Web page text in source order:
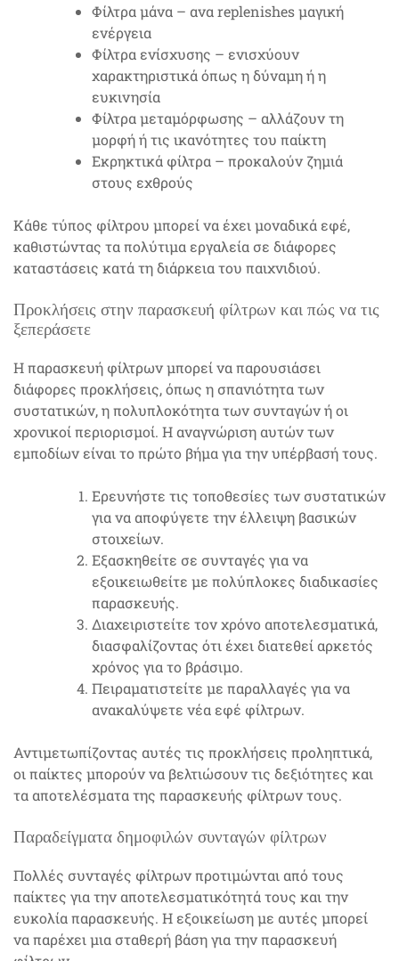
Φίλτρα μάνα – ανα replenishes μαγική
ενέργεια
Φίλτρα ενίσχυσης – ενισχύουν
χαρακτηριστικά όπως η δύναμη ή η
ευκινησία
Φίλτρα μεταμόρφωσης – αλλάζουν τη
μορφή ή τις ικανότητες του παίκτη
Εκρηκτικά φίλτρα – προκαλούν ζημιά
στους εχθρούς
Κάθε τύπος φίλτρου μπορεί να έχει μοναδικά εφέ,
καθιστώντας τα πολύτιμα εργαλεία σε διάφορες
καταστάσεις κατά τη διάρκεια του παιχνιδιού.
Προκλήσεις στην παρασκευή φίλτρων και πώς να τις
ξεπεράσετε
Η παρασκευή φίλτρων μπορεί να παρουσιάσει
διάφορες προκλήσεις, όπως η σπανιότητα των
συστατικών, η πολυπλοκότητα των συνταγών ή οι
χρονικοί περιορισμοί. Η αναγνώριση αυτών των
εμποδίων είναι το πρώτο βήμα για την υπέρβασή τους.
Ερευνήστε τις τοποθεσίες των συστατικών
για να αποφύγετε την έλλειψη βασικών
στοιχείων.
Εξασκηθείτε σε συνταγές για να
εξοικειωθείτε με πολύπλοκες διαδικασίες
παρασκευής.
Διαχειριστείτε τον χρόνο αποτελεσματικά,
διασφαλίζοντας ότι έχει διατεθεί αρκετός
χρόνος για το βράσιμο.
Πειραματιστείτε με παραλλαγές για να
ανακαλύψετε νέα εφέ φίλτρων.
Αντιμετωπίζοντας αυτές τις προκλήσεις προληπτικά,
οι παίκτες μπορούν να βελτιώσουν τις δεξιότητες και
τα αποτελέσματα της παρασκευής φίλτρων τους.
Παραδείγματα δημοφιλών συνταγών φίλτρων
Πολλές συνταγές φίλτρων προτιμώνται από τους
παίκτες για την αποτελεσματικότητά τους και την
ευκολία παρασκευής. Η εξοικείωση με αυτές μπορεί
να παρέχει μια σταθερή βάση για την παρασκευή